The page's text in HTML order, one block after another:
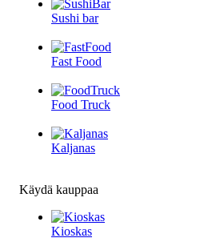
Sushi bar
Fast Food
Food Truck
Kaljanas
Käydä kauppaa
Kioskas